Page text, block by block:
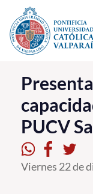
Click acá para ir
La Universidad
Investigación,
PUCV
Vinculación con
PUCV
Viernes 22 de